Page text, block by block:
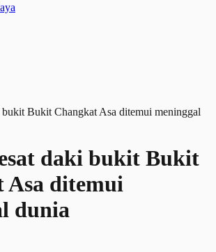
daki bukit Bukit
Asa ditemui
dunia